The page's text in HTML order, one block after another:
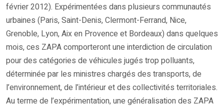
février 2012). Expérimentées dans plusieurs communautés
urbaines (Paris, Saint-Denis, Clermont-Ferrand, Nice,
Grenoble, Lyon, Aix en Provence et Bordeaux) dans quelques
mois, ces ZAPA comporteront une interdiction de circulation
pour des catégories de véhicules jugés trop polluants,
déterminée par les ministres chargés des transports, de
l’environnement, de l’intérieur et des collectivités territoriales.
Au terme de l’expérimentation, une généralisation des ZAPA